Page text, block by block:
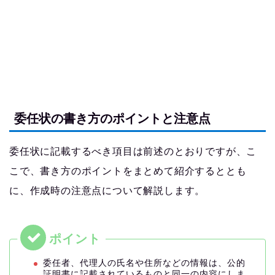
委任状の書き方のポイントと注意点
委任状に記載するべき項目は前述のとおりですが、こ
こで、書き方のポイントをまとめて紹介するととも
に、作成時の注意点について解説します。
委任者、代理人の氏名や住所などの情報は、公的